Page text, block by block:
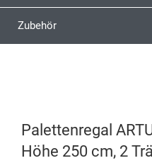
Zubehör
Palettenregal
Höhe 250 cm, 2